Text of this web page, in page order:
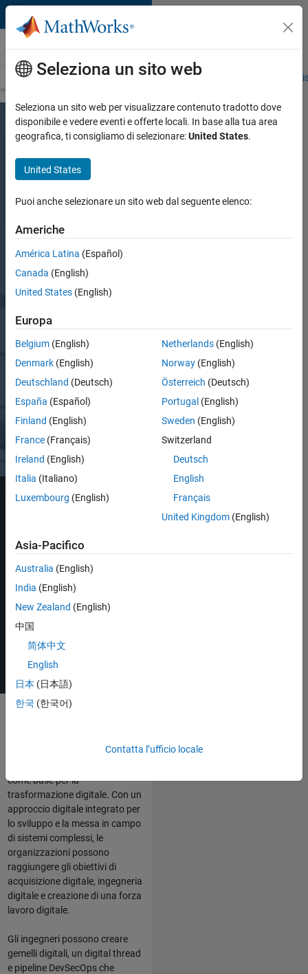
Vai al contenuto
Aerospazio e Difesa
Panoramica Sistemi Spaziali AUV Standard di certificazione
MATLAB e
Simulink per la
trasformazione
digitale
Gemelli digitali, thread
digitali e DevSecOps a
Richiedi una
quotazione
Contatta l’ufficio
addetto alle vendite
Gemelli digitali
Thread digitale
Aerospazio e Difesa (AeroDef)
come base per la
trasformazione digitale. Con un
approccio digitale integrato per
lo sviluppo e la messa in campo
di sistemi complessi, le
organizzazioni possono
raggiungere gli obiettivi di
acquisizione digitale, ingegneria
digitale e creazione di una forza
lavoro digitale.
Gli ingegneri possono creare
gemelli digitali, un digital thread
e pipeline DevSecOps che
Seleziona un sito web
Seleziona un sito web per visualizzare contenuto tradotto dove
disponibile e vedere eventi e offerte locali. In base alla tua area
geografica, ti consigliamo di selezionare:United States.
United States
Puoi anche selezionare un sito web dal seguente elenco:
Americhe
América Latina (Español)
Canada (English)
United States (English)
Europa
Belgium (English)
Denmark (English)
Deutschland (Deutsch)
España (Español)
Finland (English)
France (Français)
Ireland (English)
Italia (Italiano)
Luxembourg (English)
Netherlands(English)
Norway(English)
Österreich (Deutsch)
Portugal (English)
Sweden (English)
Switzerland
Deutsch
English
Français
United Kingdom(English)
Asia-Pacifico
Australia (English)
India (English)
New Zealand (English)
中国
简体中文
English
日本 (日本語)
한국 (한국어)
Contatta l’ufficio locale